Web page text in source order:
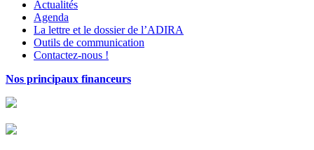
Actualités
Agenda
La lettre et le dossier de l’ADIRA
Outils de communication
Contactez-nous !
Nos principaux financeurs